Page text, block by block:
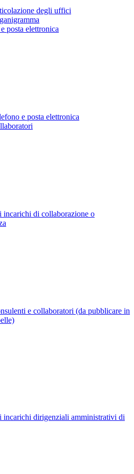
degli uffici
posta elettronica
e posta elettronica
incarichi di collaborazione o
e collaboratori (da pubblicare in
incarichi dirigenziali amministrativi di